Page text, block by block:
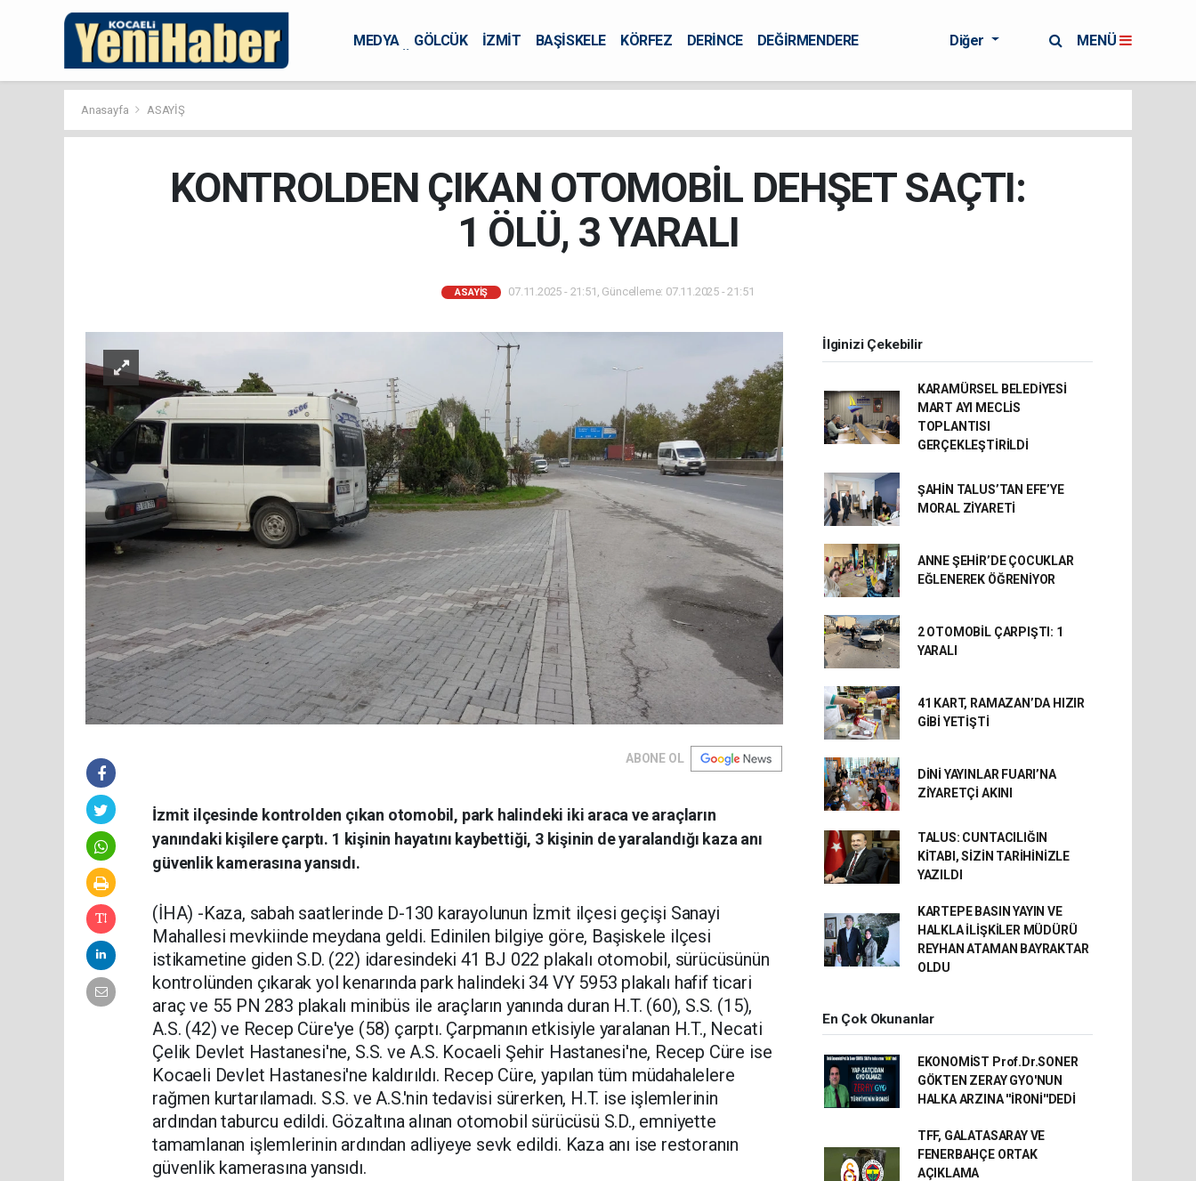
MEDYA GÖLCÜK İZMİT BAŞİSKELE KÖRFEZ DERİNCE
DEĞİRMENDERE
Diğer MENÜ
Anasayfa ASAYİŞ
KONTROLDEN ÇIKAN OTOMOBİL DEHŞET SAÇTI:
1 ÖLÜ, 3 YARALI
ASAYİŞ 07.11.2025 - 21:51, Güncelleme: 07.11.2025 - 21:51
ABONE OL
İzmit ilçesinde kontrolden çıkan otomobil, park halindeki iki araca ve araçların
yanındaki kişilere çarptı. 1 kişinin hayatını kaybettiği, 3 kişinin de yaralandığı kaza anı
güvenlik kamerasına yansıdı.
(İHA) -Kaza, sabah saatlerinde D-130 karayolunun İzmit ilçesi geçişi Sanayi
Mahallesi mevkiinde meydana geldi. Edinilen bilgiye göre, Başiskele ilçesi
istikametine giden S.D. (22) idaresindeki 41 BJ 022 plakalı otomobil, sürücüsünün
kontrolünden çıkarak yol kenarında park halindeki 34 VY 5953 plakalı hafif ticari
araç ve 55 PN 283 plakalı minibüs ile araçların yanında duran H.T. (60), S.S. (15),
A.S. (42) ve Recep Cüre'ye (58) çarptı. Çarpmanın etkisiyle yaralanan H.T., Necati
Çelik Devlet Hastanesi'ne, S.S. ve A.S. Kocaeli Şehir Hastanesi'ne, Recep Cüre ise
Kocaeli Devlet Hastanesi'ne kaldırıldı. Recep Cüre, yapılan tüm müdahalelere
rağmen kurtarılamadı. S.S. ve A.S.'nin tedavisi sürerken, H.T. ise işlemlerinin
ardından taburcu edildi. Gözaltına alınan otomobil sürücüsü S.D., emniyette
tamamlanan işlemlerinin ardından adliyeye sevk edildi. Kaza anı ise restoranın
güvenlik kamerasına yansıdı.
İlginizi Çekebilir
KARAMÜRSEL BELEDİYESİ
MART AYI MECLİS
TOPLANTISI
GERÇEKLEŞTİRİLDİ
ŞAHİN TALUS’TAN EFE’YE
MORAL ZİYARETİ
ANNE ŞEHİR’DE ÇOCUKLAR
EĞLENEREK ÖĞRENİYOR
2 OTOMOBİL ÇARPIŞTI: 1
YARALI
41 KART, RAMAZAN’DA HIZIR
GİBİ YETİŞTİ
DİNİ YAYINLAR FUARI’NA
ZİYARETÇİ AKINI
TALUS: CUNTACILIĞIN
KİTABI, SİZİN TARİHİNİZLE
YAZILDI
KARTEPE BASIN YAYIN VE
HALKLA İLİŞKİLER MÜDÜRÜ
REYHAN ATAMAN BAYRAKTAR
OLDU
En Çok Okunanlar
EKONOMİST Prof.Dr.SONER
GÖKTEN ZERAY GYO'NUN
HALKA ARZINA ''İRONİ''DEDİ
TFF, GALATASARAY VE
FENERBAHÇE ORTAK
AÇIKLAMA